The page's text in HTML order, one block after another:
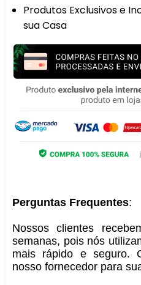
Produtos Exclusivos e
sua Casa
Perguntas Frequentes:
Nossos clientes
semanas, pois nós
mais rápido e seguro.
nosso fornecedor para